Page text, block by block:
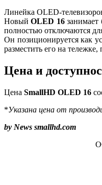
Линейка OLED-
НовыйOLED 16занимает
полностью отключаются
Он позиционируется как
разместить его на
Цена и
Цена SmallHD OLED 16
*Указана цена от
by News smallhd.com